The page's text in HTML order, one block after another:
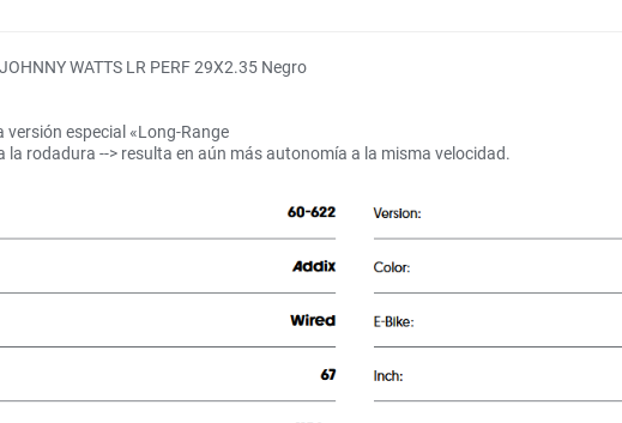
WATTS LR PERF 29X2.35 Negro
especial «Long-Range
rodadura --> resulta en aún más autonomía a la misma velocidad.